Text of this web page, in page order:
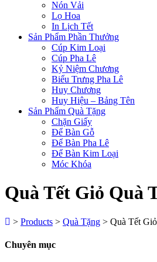
Nón Vải
Lọ Hoa
In Lịch Tết
Sản Phẩm Phần Thưởng
Cúp Kim Loại
Cúp Pha Lê
Kỷ Niệm Chương
Biểu Trưng Pha Lê
Huy Chương
Huy Hiệu – Bảng Tên
Sản Phẩm Quà Tặng
Chặn Giấy
Để Bàn Gỗ
Để Bàn Pha Lê
Để Bàn Kim Loại
Móc Khóa
Quà Tết Giỏ Quà
> Products > Quà Tặng > Quà Tết
Chuyên mục